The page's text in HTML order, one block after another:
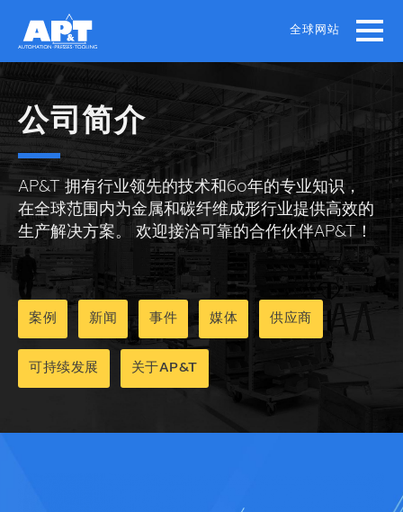
main
全球网站
公司简介
AP&T 拥有行业领先的技术和60年的专业知识，
在全球范围内为金属和碳纤维成形行业提供高效的
生产解决方案。 欢迎接洽可靠的合作伙伴AP&T！
案例 新闻 事件 媒体 供应商
可持续发展 关于AP&T